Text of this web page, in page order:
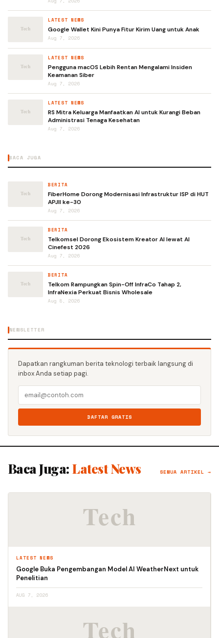
LATEST NEWS
Google Wallet Kini Punya Fitur Kirim Uang untuk Anak
Aug 7, 2026
LATEST NEWS
Pengguna macOS Lebih Rentan Mengalami Insiden
Keamanan Siber
Aug 7, 2026
LATEST NEWS
RS Mitra Keluarga Manfaatkan AI untuk Kurangi Beban
Administrasi Tenaga Kesehatan
Aug 7, 2026
BACA JUGA
BERITA
FiberHome Dorong Modernisasi Infrastruktur ISP di HUT
APJII ke-30
Aug 7, 2026
BERITA
Telkomsel Dorong Ekosistem Kreator AI lewat AI
Cinefest 2026
Aug 7, 2026
BERITA
Telkom Rampungkan Spin-Off InfraCo Tahap 2,
InfraNexia Perkuat Bisnis Wholesale
Aug 8, 2026
NEWSLETTER
Dapatkan rangkuman berita teknologi terbaik langsung di
inbox Anda setiap pagi.
DAFTAR GRATIS
Baca Juga: Latest News SEMUA ARTIKEL →
LATEST NEWS
Google Buka Pengembangan Model AI WeatherNext untuk
Penelitian
AUG 7, 2026